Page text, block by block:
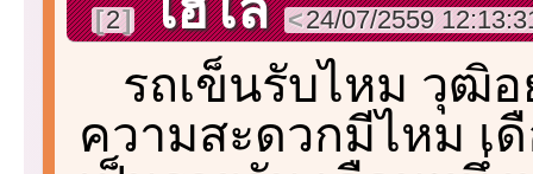
2 24/07/2559
รถเข็นรับไหม วุฒิ
ความสะดวกมีไหม เ